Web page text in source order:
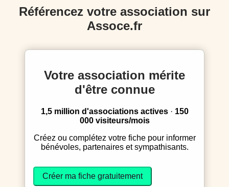
Référencez votre association sur
Assoce.fr
Votre association mérite
d'être connue
1,5 million d'associations actives· 150
000 visiteurs/mois
Créez ou complétez votre fiche pour informer
bénévoles, partenaires et sympathisants.
Créer ma fiche gratuitement